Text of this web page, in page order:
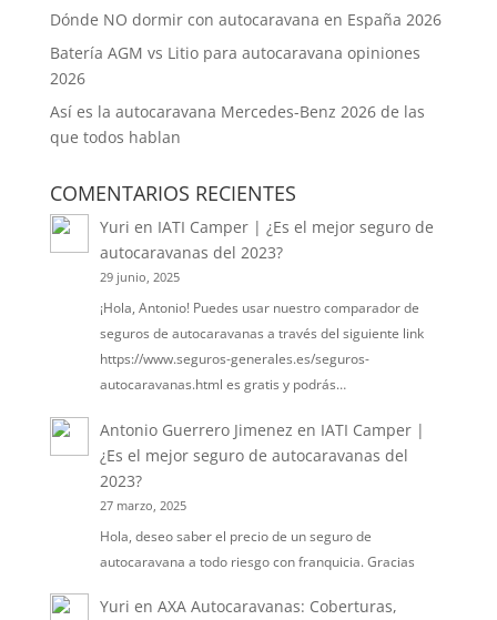
Dónde NO dormir con autocaravana en España 2026
Batería AGM vs Litio para autocaravana opiniones
2026
Así es la autocaravana Mercedes-Benz 2026 de las
que todos hablan
COMENTARIOS RECIENTES
Yuri en IATI Camper | ¿Es el mejor seguro de
autocaravanas del 2023?
29 junio, 2025
¡Hola, Antonio! Puedes usar nuestro comparador de
seguros de autocaravanas a través del siguiente link
https://www.seguros-generales.es/seguros-
autocaravanas.html es gratis y podrás…
Antonio Guerrero Jimenez en IATI Camper |
¿Es el mejor seguro de autocaravanas del
2023?
27 marzo, 2025
Hola, deseo saber el precio de un seguro de
autocaravana a todo riesgo con franquicia. Gracias
Yuri enAXA Autocaravanas: Coberturas,